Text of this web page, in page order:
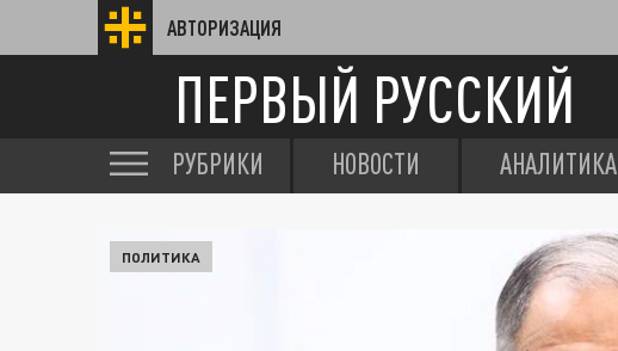
АВТОРИЗАЦИЯ
ПЕРВЫЙ РУССКИЙ
РУБРИКИ НОВОСТИ АНАЛИТИКА
ПОЛИТИКА